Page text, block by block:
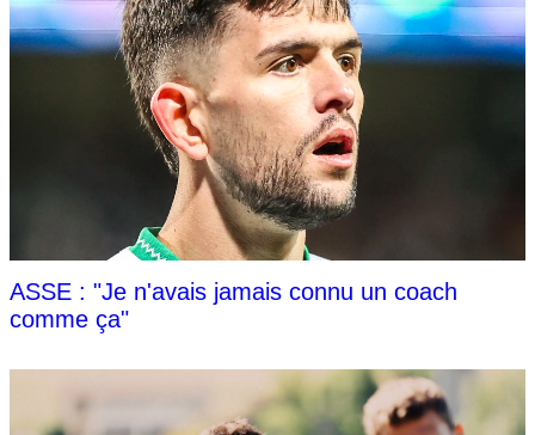
ASSE : "Je n'avais jamais connu un coach
comme ça"